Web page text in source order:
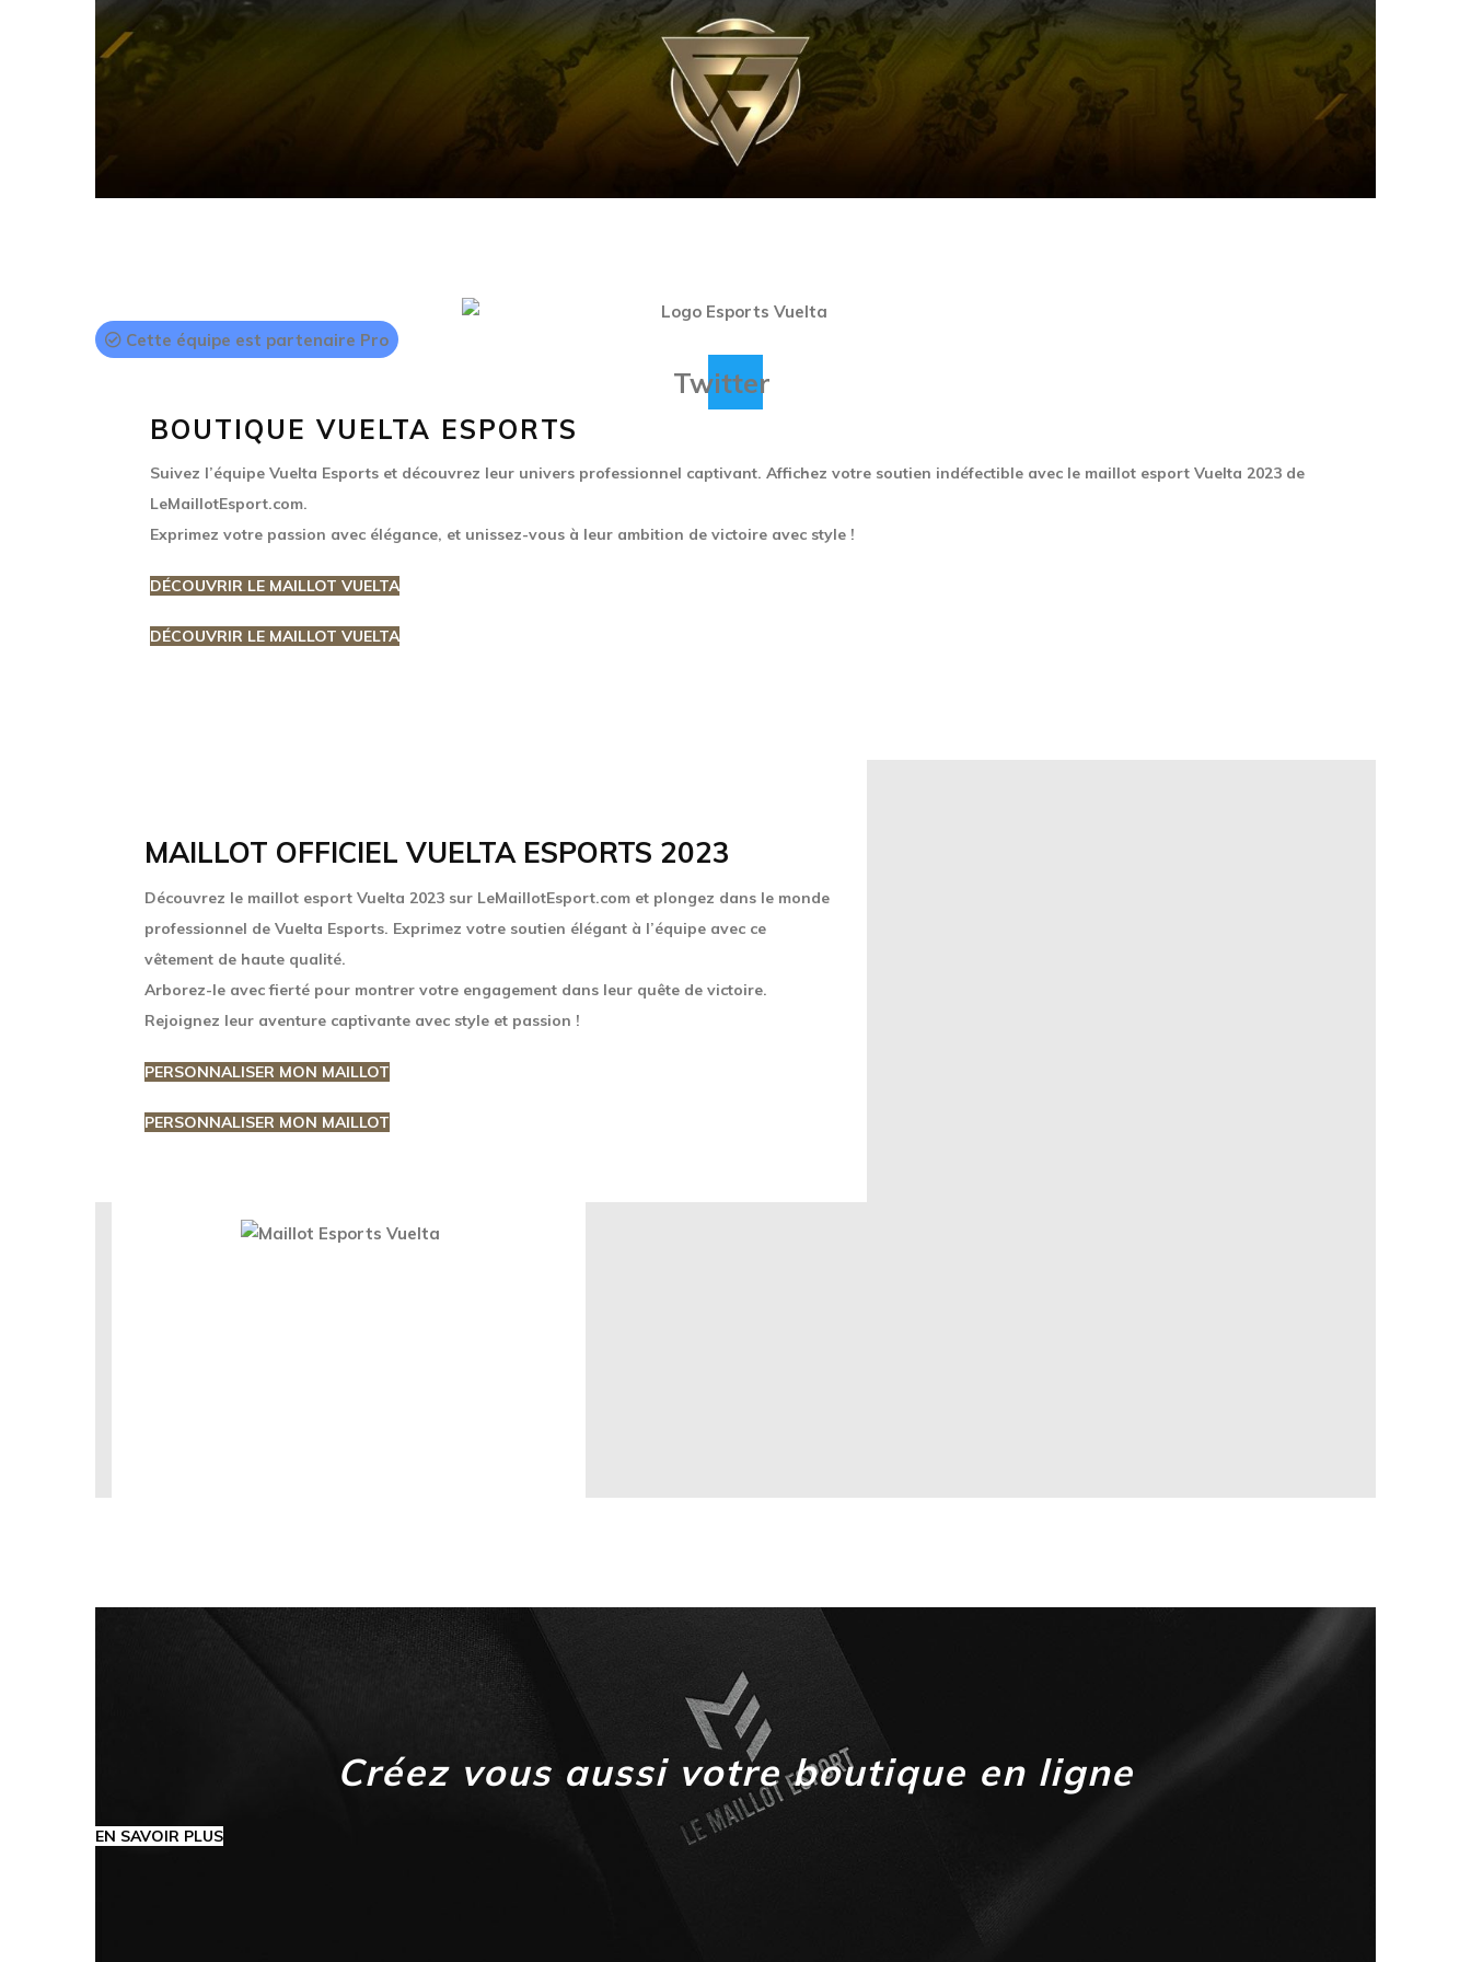
Cette équipe est partenaire Pro
Twitter
BOUTIQUE VUELTA ESPORTS
Suivez l’équipe Vuelta Esports et découvrez leur univers professionnel captivant. Affichez votre soutien indéfectible avec le maillot esport Vuelta 2023 de
LeMaillotEsport.com.
Exprimez votre passion avec élégance, et unissez-vous à leur ambition de victoire avec style !
DÉCOUVRIR LE MAILLOT VUELTA
DÉCOUVRIR LE MAILLOT VUELTA
MAILLOT OFFICIEL VUELTA ESPORTS 2023
Découvrez le maillot esport Vuelta 2023 sur LeMaillotEsport.com et plongez dans le monde
professionnel de Vuelta Esports. Exprimez votre soutien élégant à l’équipe avec ce
vêtement de haute qualité.
Arborez-le avec fierté pour montrer votre engagement dans leur quête de victoire.
Rejoignez leur aventure captivante avec style et passion !
PERSONNALISER MON MAILLOT
PERSONNALISER MON MAILLOT
Créez vous aussi votre boutique en ligne
EN SAVOIR PLUS